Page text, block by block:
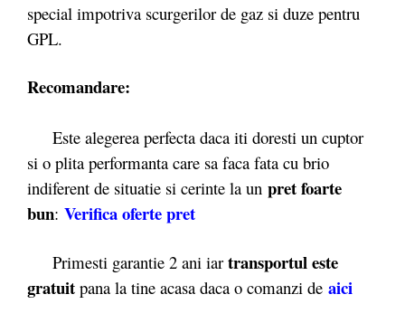
special impotriva scurgerilor de gaz si duze pentru
GPL.
Recomandare:
Este alegerea perfecta daca iti doresti un cuptor
si o plita performanta care sa faca fata cu brio
indiferent de situatie si cerinte la un pret foarte
bun: Verifica oferte pret
Primesti garantie 2 ani iar transportul este
gratuit pana la tine acasa daca o comanzi de aici